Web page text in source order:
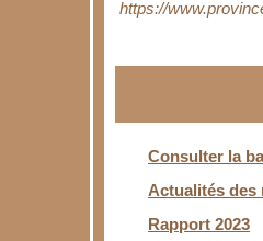
https://
Consulter la
Actualités des
Rapport 2023